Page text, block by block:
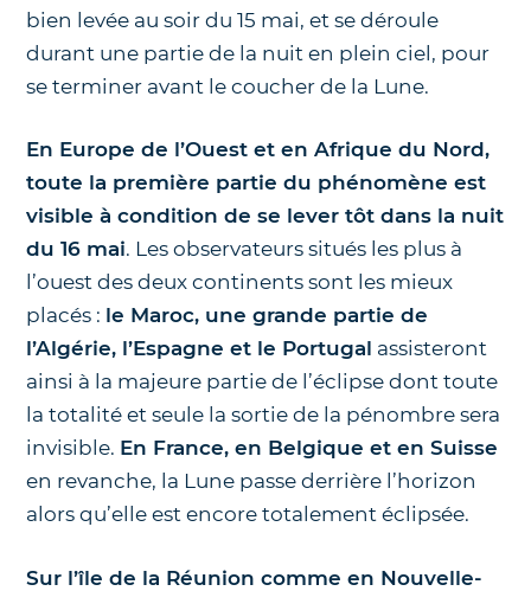
bien levée au soir du 15 mai, et se déroule
durant une partie de la nuit en plein ciel, pour
se terminer avant le coucher de la Lune.
En Europe de l’Ouest et en Afrique du Nord,
toute la première partie du phénomène est
visible à condition de se lever tôt dans la nuit
du 16 mai. Les observateurs situés les plus à
l’ouest des deux continents sont les mieux
placés : le Maroc, une grande partie de
l’Algérie, l’Espagne et le Portugal assisteront
ainsi à la majeure partie de l’éclipse dont toute
la totalité et seule la sortie de la pénombre sera
invisible. En France, en Belgique et en Suisse
en revanche, la Lune passe derrière l’horizon
alors qu’elle est encore totalement éclipsée.
Sur l’île de la Réunion comme en Nouvelle-